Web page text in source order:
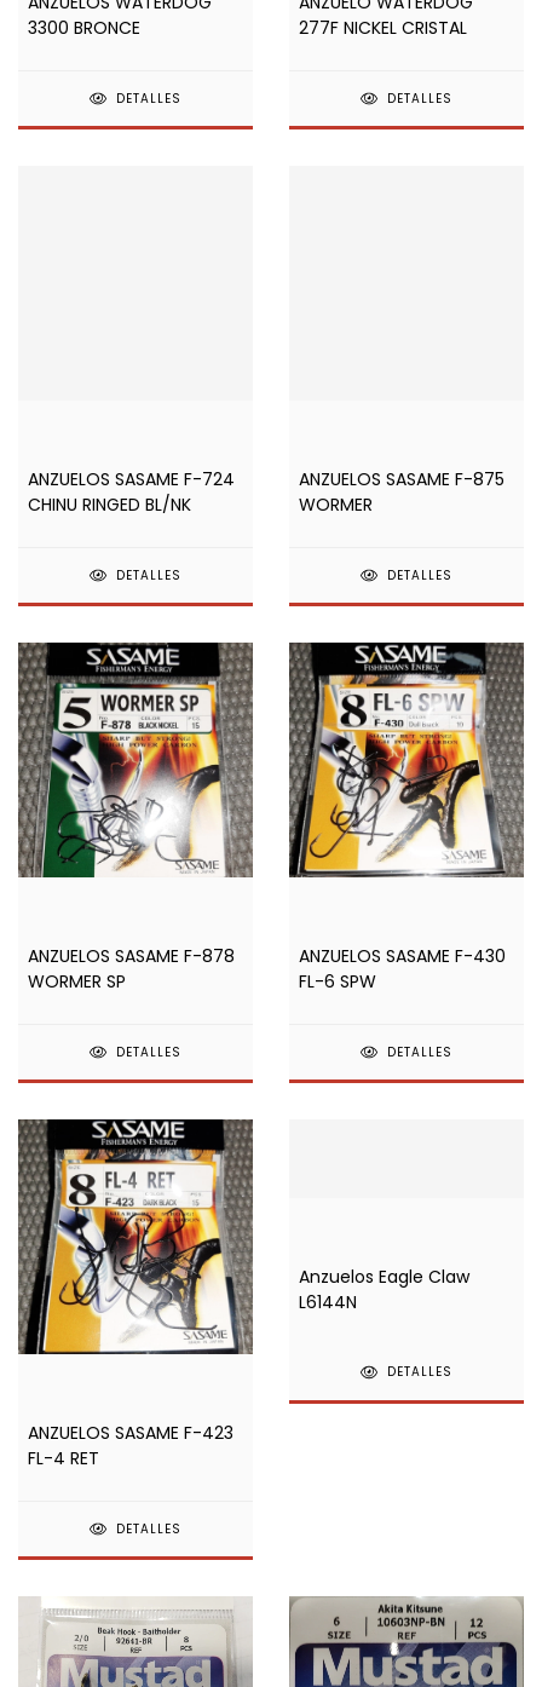
3300 BRONCE
DETALLES
277F NICKEL CRISTAL
DETALLES
ANZUELOS SASAME F-724
CHINU RINGED BL/NK
DETALLES
ANZUELOS SASAME F-875
WORMER
DETALLES
ANZUELOS SASAME F-878
WORMER SP
DETALLES
ANZUELOS SASAME F-430
FL-6 SPW
DETALLES
ANZUELOS SASAME F-423
FL-4 RET
DETALLES
Anzuelos Eagle Claw
L6144N
DETALLES